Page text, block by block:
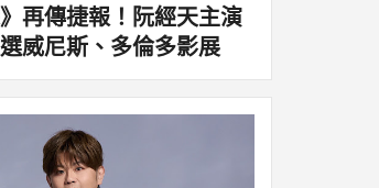
》再傳捷報！阮經天主演
威尼斯、多倫多影展